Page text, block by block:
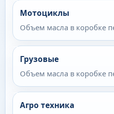
Мотоциклы
Объем масла в коробке
Грузовые
Объем масла в коробке
Агро техника